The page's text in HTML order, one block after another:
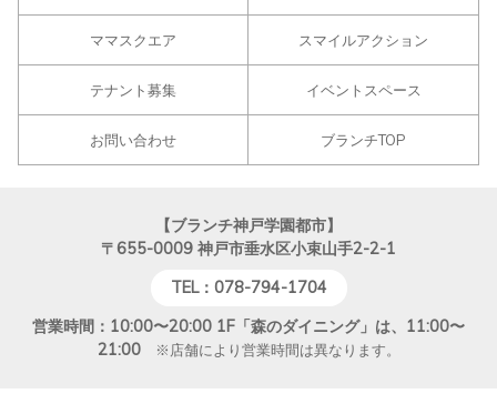
ママスクエア スマイルアクション
テナント募集 イベントスペース
お問い合わせ ブランチTOP
【ブランチ神戸学園都市】
〒655-0009 神戸市垂水区小束山手2-2-1
TEL：078-794-1704
営業時間：10:00〜20:00 1F「森のダイニング」は、11:00〜
21:00※店舗により営業時間は異なります。